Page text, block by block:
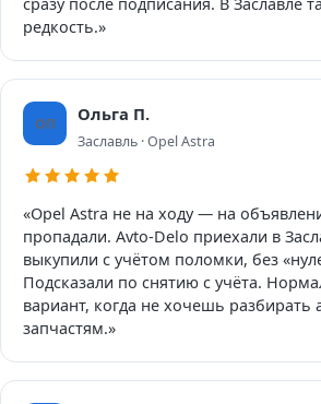
редкость.»
ОП Ольга П.
Заславль · Opel Astra
«Opel Astra не на ходу — на
пропадали. Avto-Delo приехали в
выкупили с учётом поломки, без
Подсказали по снятию с учёта.
вариант, когда не хочешь разбирать
запчастям.»